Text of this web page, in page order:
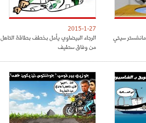
مانشستر سيتي
2015-1-27
الرجاء البيضاوي يأمل بخطف بطاقة التاهل
من وفاق سطيف